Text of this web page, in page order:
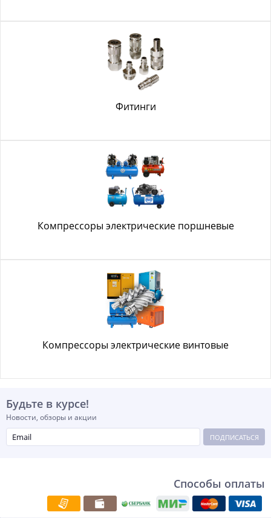
Фитинги
Компрессоры электрические поршневые
Компрессоры электрические винтовые
Будьте в курсе!
Новости, обзоры и акции
ПОДПИСАТЬСЯ
Способы оплаты